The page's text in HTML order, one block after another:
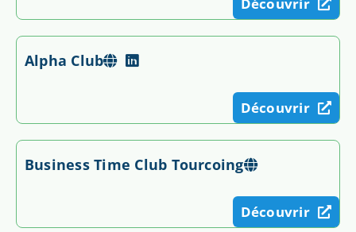
Alpha Club
Découvrir
Business Time Club Tourcoing
Découvrir